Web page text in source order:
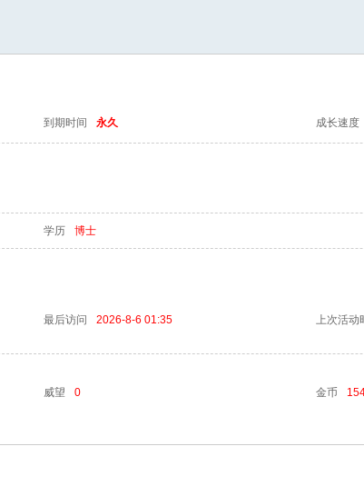
到期时间 永久 成长速度
学历 博士
最后访问 2026-8-6 01:35 上次活动
威望 0 金币